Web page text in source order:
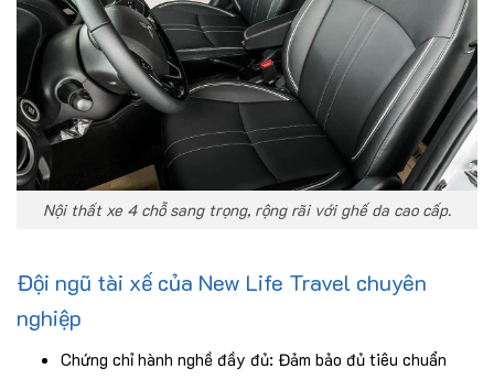
Nội thất xe 4 chỗ sang trọng, rộng rãi với ghế da cao cấp.
Đội ngũ tài xế của New Life Travel chuyên
nghiệp
Chứng chỉ hành nghề đầy đủ: Đảm bảo đủ tiêu chuẩn